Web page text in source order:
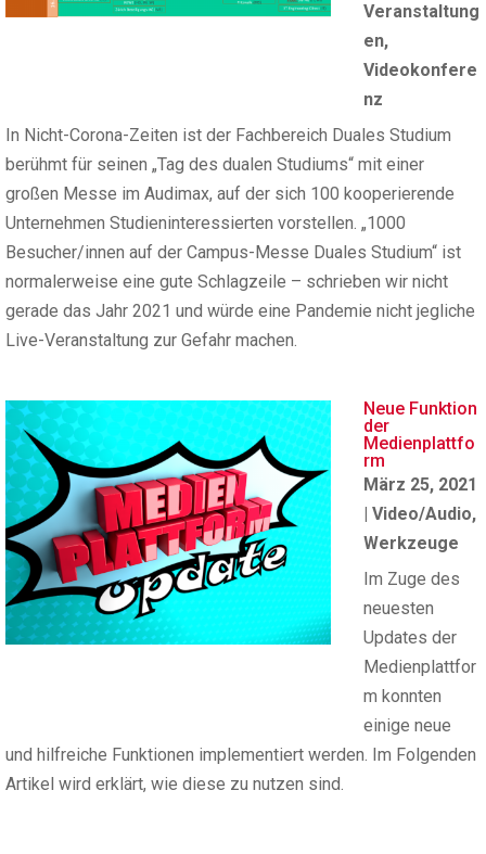
Veranstaltung
en,
Videokonfere
nz
In Nicht-Corona-Zeiten ist der Fachbereich Duales Studium
berühmt für seinen „Tag des dualen Studiums“ mit einer
großen Messe im Audimax, auf der sich 100 kooperierende
Unternehmen Studieninteressierten vorstellen. „1000
Besucher/innen auf der Campus-Messe Duales Studium“ ist
normalerweise eine gute Schlagzeile – schrieben wir nicht
gerade das Jahr 2021 und würde eine Pandemie nicht jegliche
Live-Veranstaltung zur Gefahr machen.
Neue Funktion
der
Medienplattfo
rm
März 25, 2021
| Video/Audio,
Werkzeuge
Im Zuge des
neuesten
Updates der
Medienplattfor
m konnten
einige neue
und hilfreiche Funktionen implementiert werden. Im Folgenden
Artikel wird erklärt, wie diese zu nutzen sind.